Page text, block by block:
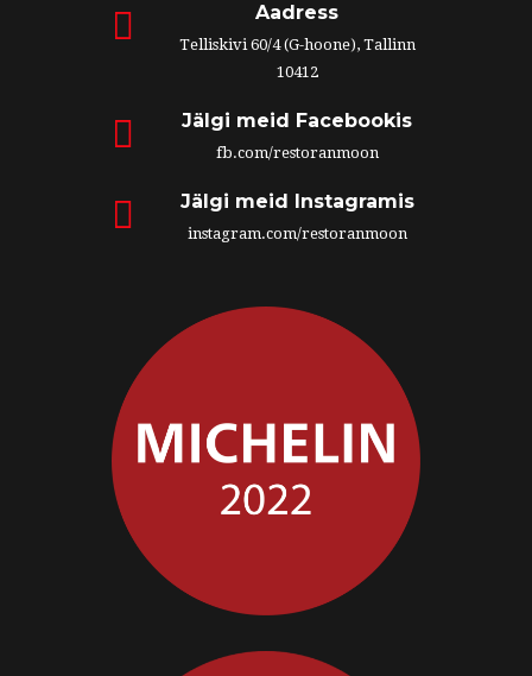
Aadress
Telliskivi 60/4 (G-hoone), Tallinn
10412
Jälgi meid Facebookis
fb.com/restoranmoon
Jälgi meid Instagramis
instagram.com/restoranmoon